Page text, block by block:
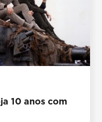
10 anos com